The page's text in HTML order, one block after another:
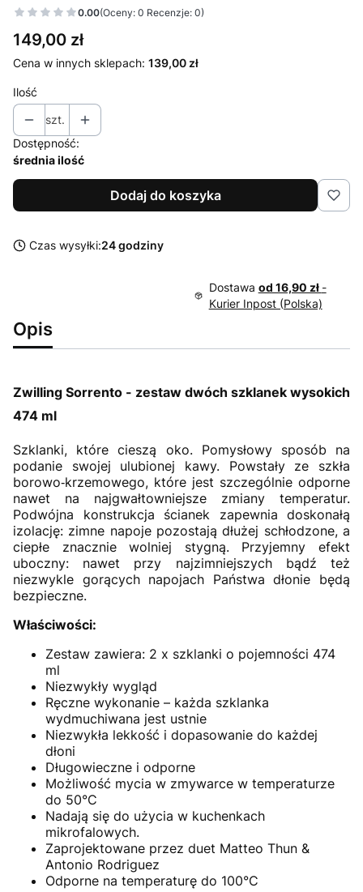
0.00(Oceny: 0 Recenzje: 0)
Cena
149,00 zł
Cena w innych sklepach: 139,00 zł
Ilość
szt.
Dostępność:
średnia ilość
Dodaj do koszyka
Czas wysyłki:24 godziny
Dostawa od 16,90 zł -
Kurier Inpost (Polska)
Opis
Zwilling Sorrento - zestaw dwóch szklanek wysokich
474 ml
Szklanki, które cieszą oko. Pomysłowy sposób na
podanie swojej ulubionej kawy. Powstały ze szkła
borowo‑krzemowego, które jest szczególnie odporne
nawet na najgwałtowniejsze zmiany temperatur.
Podwójna konstrukcja ścianek zapewnia doskonałą
izolację: zimne napoje pozostają dłużej schłodzone, a
ciepłe znacznie wolniej stygną. Przyjemny efekt
uboczny: nawet przy najzimniejszych bądź też
niezwykle gorących napojach Państwa dłonie będą
bezpieczne.
Właściwości:
Zestaw zawiera: 2 x szklanki o pojemności 474
ml
Niezwykły wygląd
Ręczne wykonanie – każda szklanka
wydmuchiwana jest ustnie
Niezwykła lekkość i dopasowanie do każdej
dłoni
Długowieczne i odporne
Możliwość mycia w zmywarce w temperaturze
do 50°C
Nadają się do użycia w kuchenkach
mikrofalowych.
Zaprojektowane przez duet Matteo Thun &
Antonio Rodriguez
Odporne na temperaturę do 100°C